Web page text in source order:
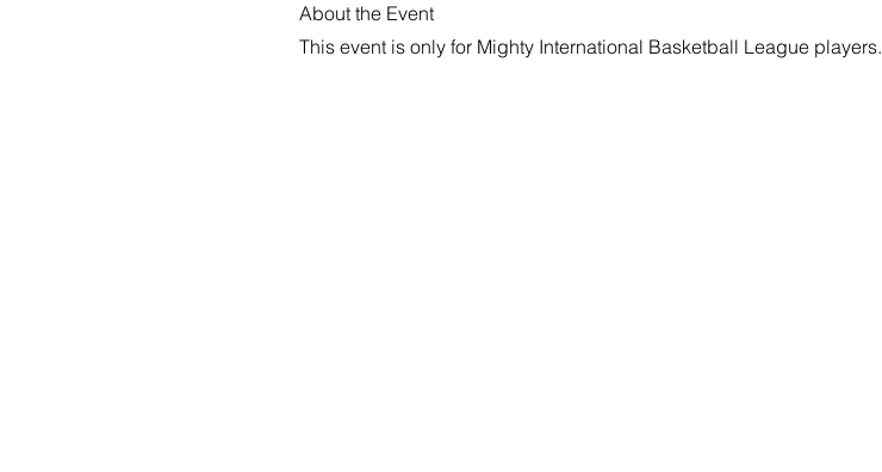
About the Event
This event is only for Mighty International Basketball League players.